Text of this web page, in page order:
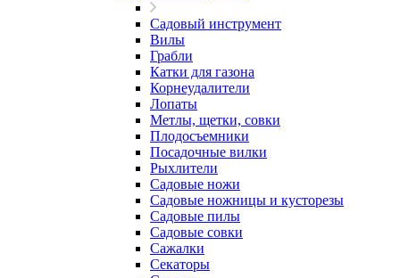
Садовый инструмент
Вилы
Грабли
Катки для газона
Корнеудалители
Лопаты
Метлы, щетки, совки
Плодосъемники
Посадочные вилки
Рыхлители
Садовые ножи
Садовые ножницы и кусторезы
Садовые пилы
Садовые совки
Сажалки
Секаторы